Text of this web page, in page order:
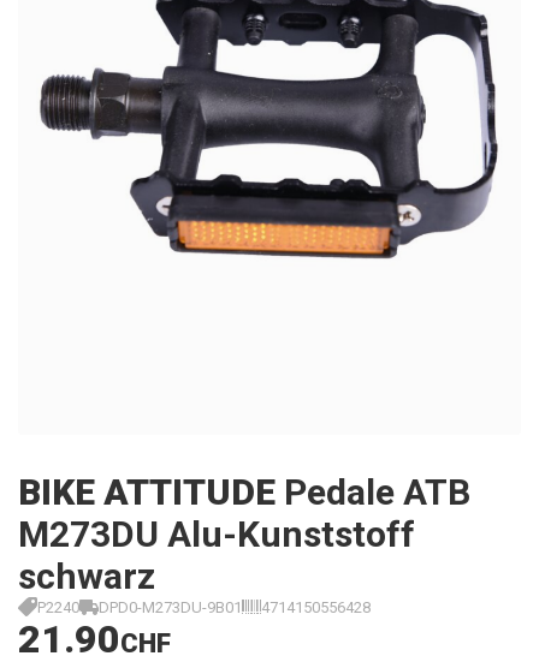
BIKE ATTITUDE Pedale ATB
M273DU Alu-Kunststoff
schwarz
P2240 DPD0-M273DU-9B01 4714150556428
21.90CHF